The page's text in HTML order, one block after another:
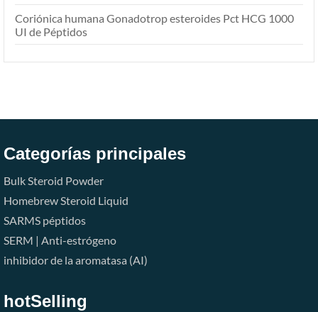
Coriónica humana Gonadotrop esteroides Pct HCG 1000
UI de Péptidos
Categorías principales
Bulk Steroid Powder
Homebrew Steroid Liquid
SARMS péptidos
SERM | Anti-estrógeno
inhibidor de la aromatasa (AI)
hotSelling